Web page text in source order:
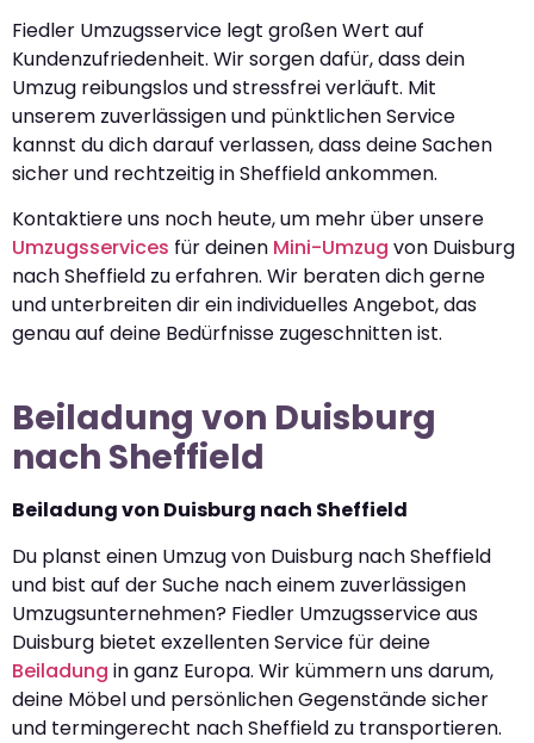
Fiedler Umzugsservice legt großen Wert auf
Kundenzufriedenheit. Wir sorgen dafür, dass dein
Umzug reibungslos und stressfrei verläuft. Mit
unserem zuverlässigen und pünktlichen Service
kannst du dich darauf verlassen, dass deine Sachen
sicher und rechtzeitig in Sheffield ankommen.
Kontaktiere uns noch heute, um mehr über unsere
Umzugsservices für deinen Mini-Umzug von Duisburg
nach Sheffield zu erfahren. Wir beraten dich gerne
und unterbreiten dir ein individuelles Angebot, das
genau auf deine Bedürfnisse zugeschnitten ist.
Beiladung von Duisburg
nach Sheffield
Beiladung von Duisburg nach Sheffield
Du planst einen Umzug von Duisburg nach Sheffield
und bist auf der Suche nach einem zuverlässigen
Umzugsunternehmen? Fiedler Umzugsservice aus
Duisburg bietet exzellenten Service für deine
Beiladung in ganz Europa. Wir kümmern uns darum,
deine Möbel und persönlichen Gegenstände sicher
und termingerecht nach Sheffield zu transportieren.